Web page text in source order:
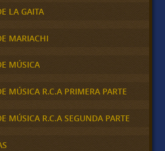
LA GAITA
MARIACHI
MÚSICA
MÚSICA R.C.A PRIMERA PARTE
MÚSICA R.C.A SEGUNDA PARTE